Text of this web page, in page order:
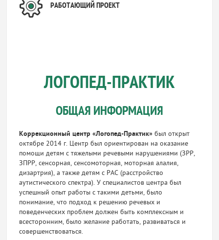
РАБОТАЮЩИЙ ПРОЕКТ
ЛОГОПЕД-ПРАКТИК
ОБЩАЯ ИНФОРМАЦИЯ
Коррекционный центр «Логопед-Практик» был открыт
октябре 2014 г. Центр был ориентирован на оказание
помощи детям с тяжелыми речевыми нарушениями (ЗРР,
ЗПРР, сенсорная, сенсомоторная, моторная алалия,
дизартрия), а также детям с РАС (расстройство
аутистического спектра). У специалистов центра был
успешный опыт работы с такими детьми, было
понимание, что подход к решению речевых и
поведенческих проблем должен быть комплексным и
всесторонним, было желание работать, развиваться и
совершенствоваться.